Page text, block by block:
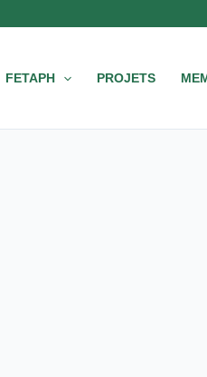
FETAPH PROJETS